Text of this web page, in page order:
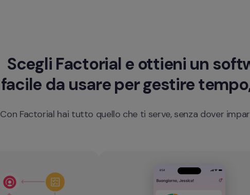
Scegli Factorial e ottieni un
facile da usare per gestire
Con Factorial hai tutto quello che ti serve, senza dover